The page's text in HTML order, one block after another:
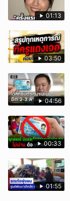
01:13
03:50
04:56
00:33
01:55